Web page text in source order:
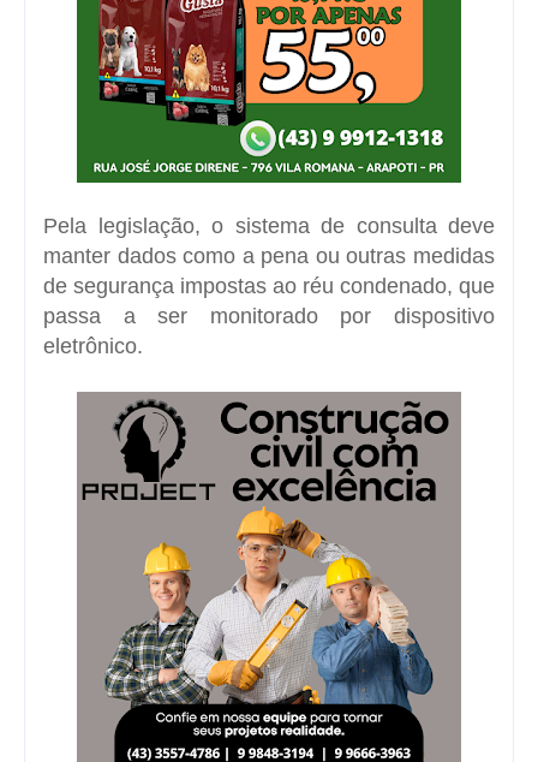
Pela legislação, o sistema de consulta deve
manter dados como a pena ou outras medidas
de segurança impostas ao réu condenado, que
passa a ser monitorado por dispositivo
eletrônico.